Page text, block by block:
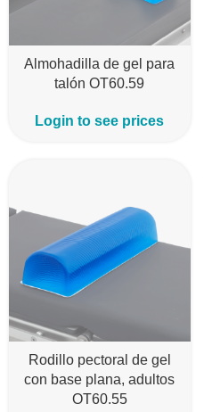
Almohadilla de gel para
talón OT60.59
Login to see prices
Rodillo pectoral de gel
con base plana, adultos
OT60.55